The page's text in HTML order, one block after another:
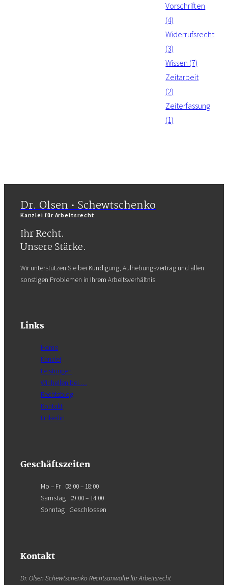
Vorschriften
(4)
Widerrufsrecht
(3)
Wissen (7)
Zeitarbeit
(2)
Zeiterfassung
(1)
Dr. Olsen • Schewtschenko
Kanzlei für Arbeitsrecht
Ihr Recht.
Unsere Stärke.
Wir unterstützen Sie bei Kündigung, Aufhebungsvertrag und allen
sonstigen Problemen in Ihrem Arbeitsverhältnis.
Links
Home
Kanzlei
Leistungen
Wir helfen bei …
Rechtsblog
Kontakt
Linkedin
Geschäftszeiten
Mo – Fr 08:00 – 18:00
Samstag 09:00 – 14:00
Sonntag Geschlossen
Kontakt
Dr. Olsen Schewtschenko Rechtsanwälte für Arbeitsrecht